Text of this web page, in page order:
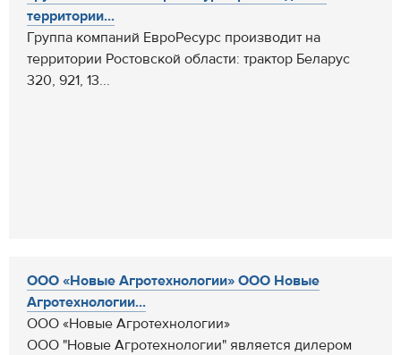
территории...
Группа компаний ЕвроРесурс производит на
территории Ростовской области: трактор Беларус
320, 921, 13...
ООО «Новые Агротехнологии» ООО Новые
Агротехнологии...
ООО «Новые Агротехнологии»
ООО "Новые Агротехнологии" является дилером